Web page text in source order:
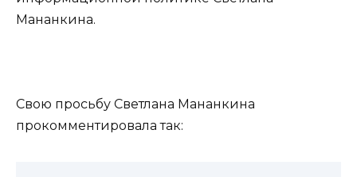
Мананкина.
Свою просьбу Светлана Мананкина
прокомментировала так: